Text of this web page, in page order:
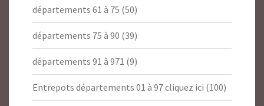
départements 61 à 75 (50)
départements 75 à 90 (39)
départements 91 à 971 (9)
Entrepots départements 01 à 97 cliquez ici (100)